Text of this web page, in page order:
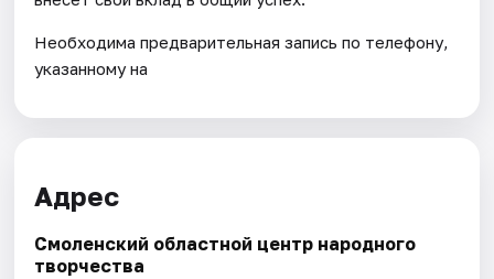
Необходима предварительная запись по телефону,
указанному на
Адрес
Смоленский областной центр народного
творчества